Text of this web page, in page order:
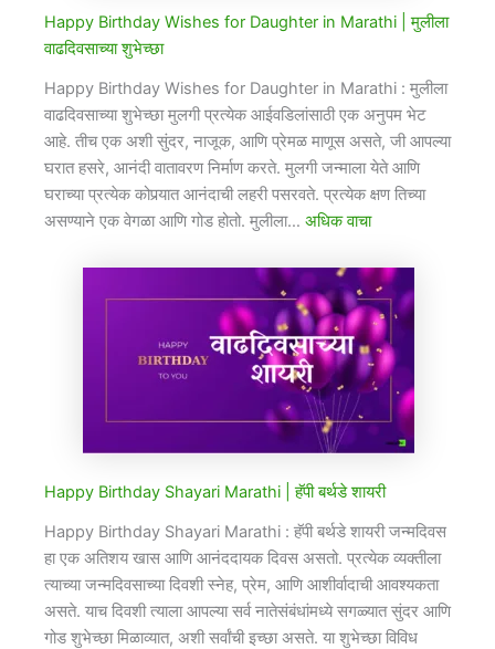
Happy Birthday Wishes for Daughter in Marathi​ | मुलीला
वाढदिवसाच्या शुभेच्छा
Happy Birthday Wishes for Daughter in Marathi​ : मुलीला
वाढदिवसाच्या शुभेच्छा मुलगी प्रत्येक आईवडिलांसाठी एक अनुपम भेट
आहे. तीच एक अशी सुंदर, नाजूक, आणि प्रेमळ माणूस असते, जी आपल्या
घरात हसरे, आनंदी वातावरण निर्माण करते. मुलगी जन्माला येते आणि
घराच्या प्रत्येक कोपर्‍यात आनंदाची लहरी पसरवते. प्रत्येक क्षण तिच्या
असण्याने एक वेगळा आणि गोड होतो. मुलीला… अधिक वाचा
Happy Birthday Shayari Marathi​ | हॅपी बर्थडे शायरी
Happy Birthday Shayari Marathi​ : हॅपी बर्थडे शायरी जन्मदिवस
हा एक अतिशय खास आणि आनंददायक दिवस असतो. प्रत्येक व्यक्तीला
त्याच्या जन्मदिवसाच्या दिवशी स्नेह, प्रेम, आणि आशीर्वादाची आवश्यकता
असते. याच दिवशी त्याला आपल्या सर्व नातेसंबंधांमध्ये सगळ्यात सुंदर आणि
गोड शुभेच्छा मिळाव्यात, अशी सर्वांची इच्छा असते. या शुभेच्छा विविध